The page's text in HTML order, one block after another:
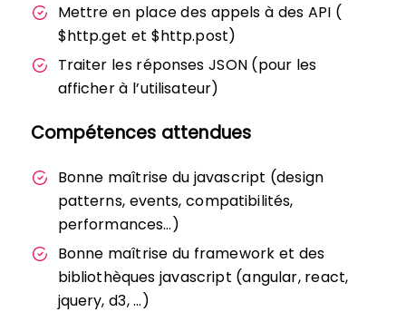
Mettre en place des appels à des API (
$http.get et $http.post)
Traiter les réponses JSON (pour les
afficher à l’utilisateur)
Compétences attendues
Bonne maîtrise du javascript (design
patterns, events, compatibilités,
performances…)
Bonne maîtrise du framework et des
bibliothèques javascript (angular, react,
jquery, d3, …)